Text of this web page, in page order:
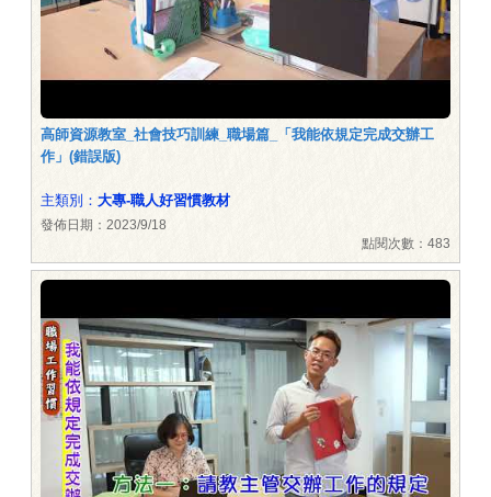
高師資源教室_社會技巧訓練_職場篇_「我能依規定完成交辦工
作」(錯誤版)
主類別： 大專-職人好習慣教材
發佈日期：2023/9/18
點閱次數：483